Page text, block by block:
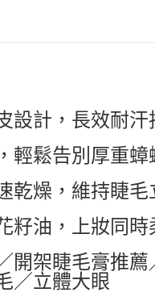
每筆NT$60，
付款後7-11取
宅配
每筆NT$80，
國家/地區配送
設計，長效耐汗
輕鬆告別厚重蟑
乾燥，維持睫毛
籽油，上妝同時
開架睫毛膏推
／立體大眼